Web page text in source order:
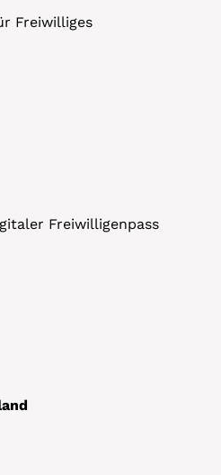
Freiwilliges
Freiwilligenpass